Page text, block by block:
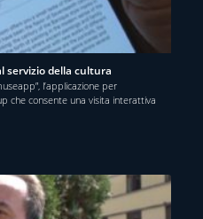
servizio della cultura
l’applicazione per
che consente una visita interattiva